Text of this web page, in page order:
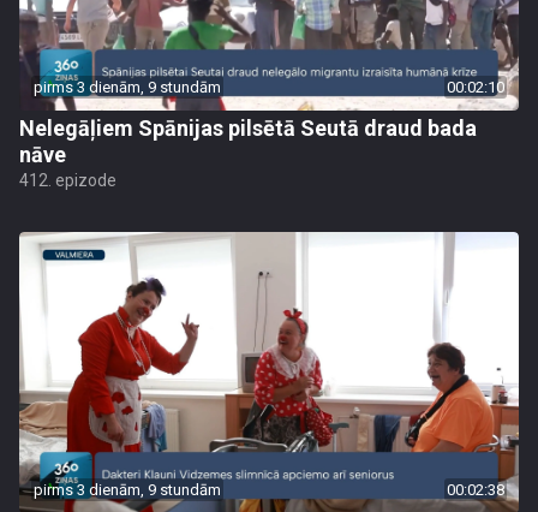
pirms 3 dienām, 9 stundām 00:02:10
Nelegāļiem Spānijas pilsētā Seutā draud bada
nāve
412. epizode
pirms 3 dienām, 9 stundām 00:02:38